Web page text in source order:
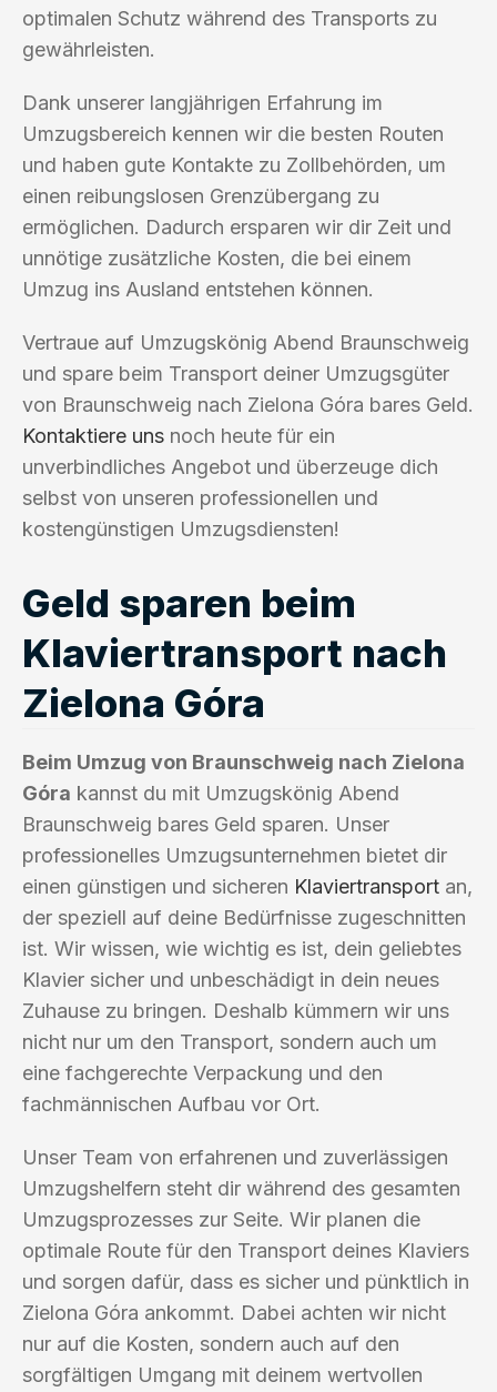
optimalen Schutz während des Transports zu
gewährleisten.
Dank unserer langjährigen Erfahrung im
Umzugsbereich kennen wir die besten Routen
und haben gute Kontakte zu Zollbehörden, um
einen reibungslosen Grenzübergang zu
ermöglichen. Dadurch ersparen wir dir Zeit und
unnötige zusätzliche Kosten, die bei einem
Umzug ins Ausland entstehen können.
Vertraue auf Umzugskönig Abend Braunschweig
und spare beim Transport deiner Umzugsgüter
von Braunschweig nach Zielona Góra bares Geld.
Kontaktiere uns noch heute für ein
unverbindliches Angebot und überzeuge dich
selbst von unseren professionellen und
kostengünstigen Umzugsdiensten!
Geld sparen beim
Klaviertransport nach
Zielona Góra
Beim Umzug von Braunschweig nach Zielona
Góra kannst du mit Umzugskönig Abend
Braunschweig bares Geld sparen. Unser
professionelles Umzugsunternehmen bietet dir
einen günstigen und sicheren Klaviertransport an,
der speziell auf deine Bedürfnisse zugeschnitten
ist. Wir wissen, wie wichtig es ist, dein geliebtes
Klavier sicher und unbeschädigt in dein neues
Zuhause zu bringen. Deshalb kümmern wir uns
nicht nur um den Transport, sondern auch um
eine fachgerechte Verpackung und den
fachmännischen Aufbau vor Ort.
Unser Team von erfahrenen und zuverlässigen
Umzugshelfern steht dir während des gesamten
Umzugsprozesses zur Seite. Wir planen die
optimale Route für den Transport deines Klaviers
und sorgen dafür, dass es sicher und pünktlich in
Zielona Góra ankommt. Dabei achten wir nicht
nur auf die Kosten, sondern auch auf den
sorgfältigen Umgang mit deinem wertvollen